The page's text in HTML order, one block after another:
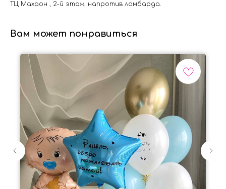
ТЦ Махаон , 2-й этаж, напротив ломбарда.
Вам может понравиться